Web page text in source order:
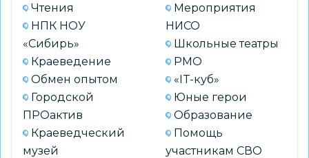
Чтения
НПК НОУ
«Сибирь»
Краеведение
Обмен опытом
Городской
ПРОактив
Краеведческий
музей
Мероприятия
НИСО
Школьные театры
РМО
«IT-куб»
Юные герои
Образование
Помощь
участникам СВО